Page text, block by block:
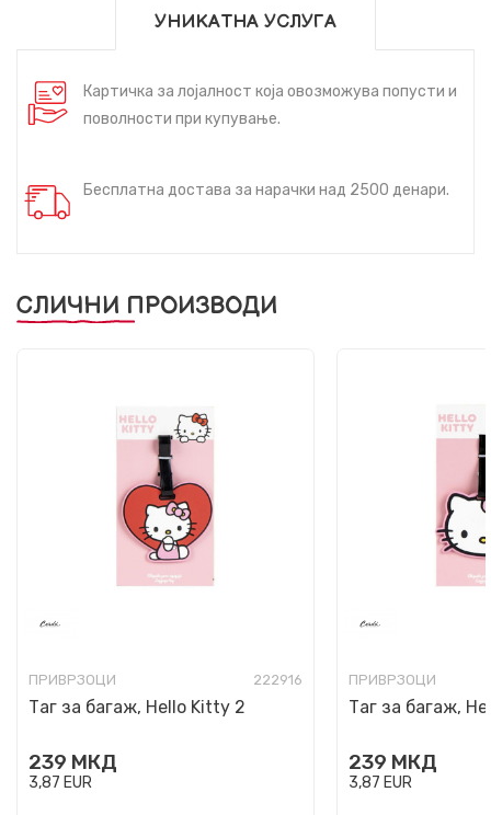
УНИКАТНА УСЛУГА
Картичка за лојалност која овозможува попусти и
поволности при купување.
Бесплатна достава за нарачки над 2500 денари.
СЛИЧНИ ПРОИЗВОДИ
ПРИВРЗОЦИ 222916
Таг за багаж, Hello Kitty 2
239 МКД
3,87 EUR
ПРИВРЗОЦИ
Таг за багаж,
239 МКД
3,87 EUR